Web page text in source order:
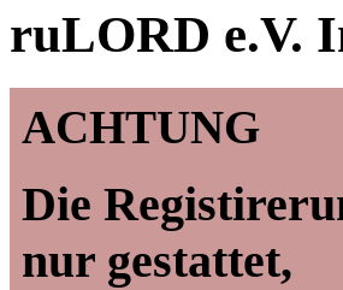
ruLORD e.V.
ACHTUNG
Die
nur gestattet,